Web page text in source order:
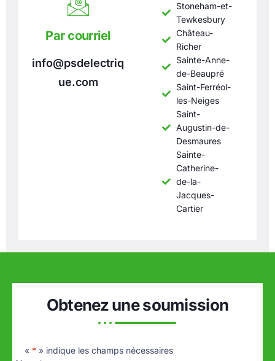
Par courriel
info@psdelectriq
ue.com
Stoneham-et-
Tewkesbury
Château-
Richer
Sainte-Anne-
de-Beaupré
Saint-Ferréol-
les-Neiges
Saint-
Augustin-de-
Desmaures
Sainte-
Catherine-
de-la-
Jacques-
Cartier
Obtenez une soumission
« * » indique les champs nécessaires